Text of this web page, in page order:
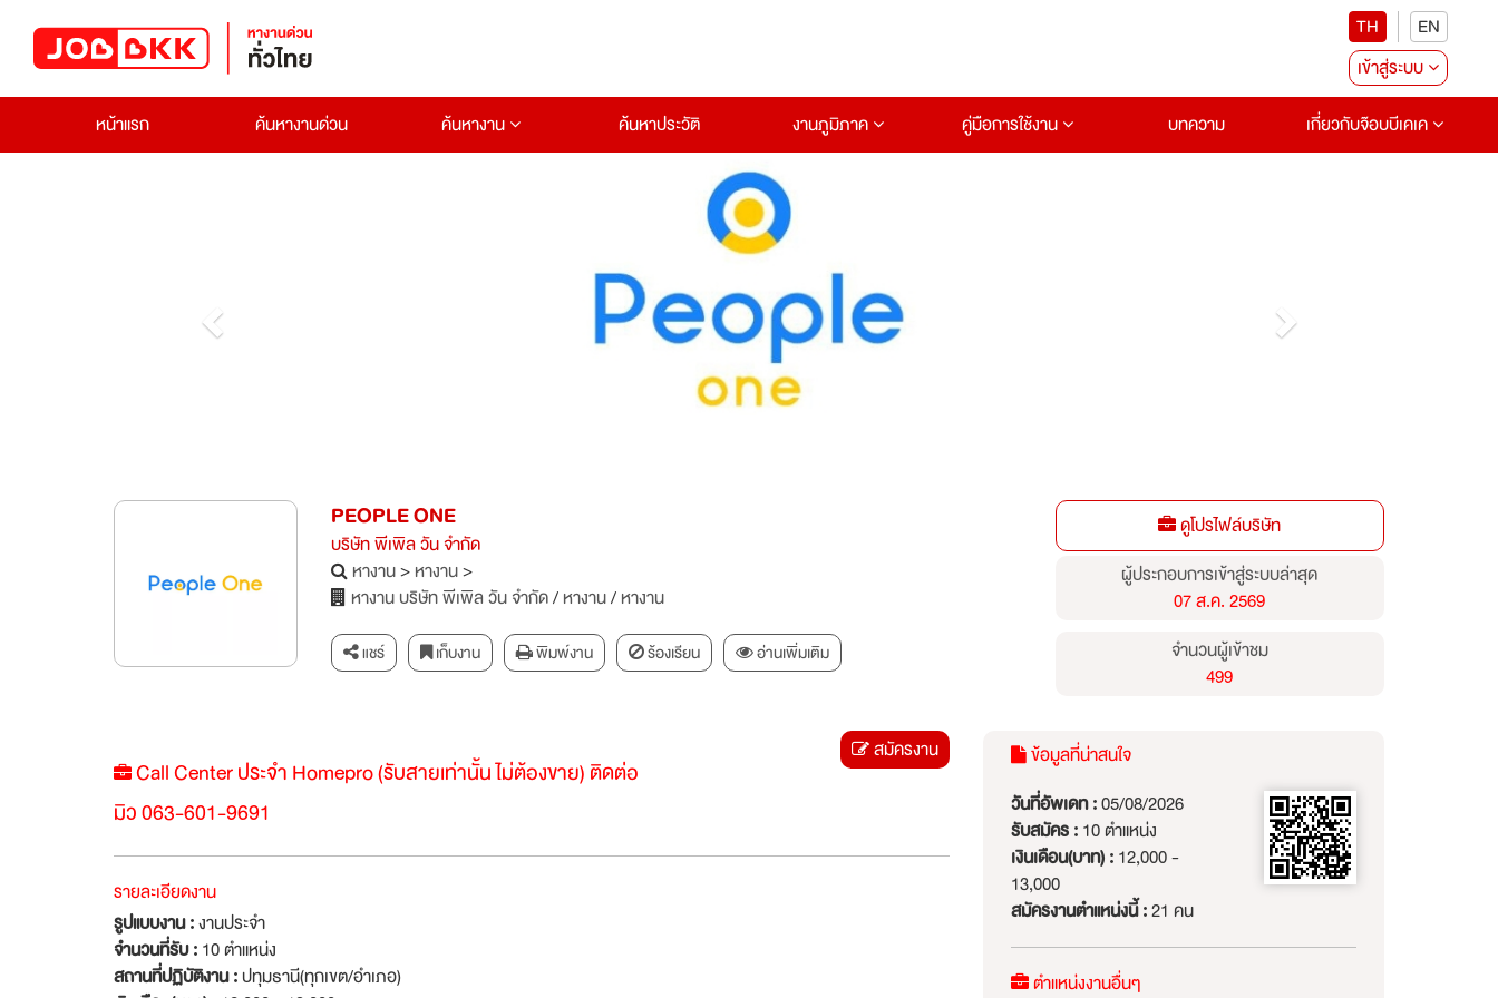
TH
EN
เข้าสู่ระบบ
หน้าแรก
ค้นหางานด่วน ค้นหางาน ค้นหาประวัติ งานภูมิภาค คู่มือการใช้งาน บทความ เกี่ยวกับจ๊อบบีเคเค
PEOPLE ONE
บริษัท พีเพิล วัน จำกัด
หางาน>หางาน>
หางาน บริษัท พีเพิล วัน จำกัด/หางาน/หางาน
แชร์ เก็บงาน พิมพ์งาน ร้องเรียน อ่านเพิ่มเติม
ดูโปรไฟล์บริษัท
ผู้ประกอบการเข้าสู่ระบบล่าสุด
07 ส.ค. 2569
จำนวนผู้เข้าชม
499
Call Center ประจำ Homepro (รับสายเท่านั้น ไม่ต้องขาย) ติดต่อ
มิว 063-601-9691
สมัครงาน
รายละเอียดงาน
รูปแบบงาน :งานประจำ
จำนวนที่รับ :10 ตำแหน่ง
สถานที่ปฏิบัติงาน :ปทุมธานี(ทุกเขต/อำเภอ)
ข้อมูลที่น่าสนใจ
วันที่อัพเดท :05/08/2026
รับสมัคร :10 ตำแหน่ง
เงินเดือน(บาท) :12,000 -
13,000
สมัครงานตำแหน่งนี้ :21 คน
ตำแหน่งงานอื่นๆ